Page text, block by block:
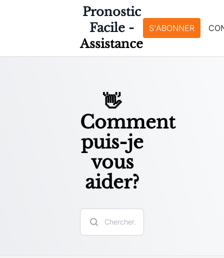
Pronostic
Facile -
Assistance
S'ABONNER
👋
Comment
puis-je
vous
aider?
Search